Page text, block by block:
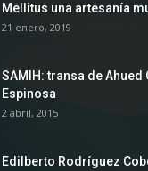
Mellitus una artesanía
21 enero, 2019
SAMIH: transa de Ahued
Espinosa
2 abril, 2015
Edilberto Rodríguez